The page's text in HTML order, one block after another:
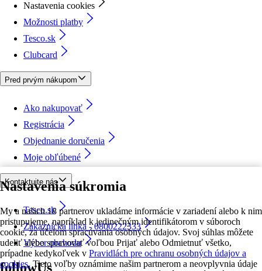
Nastavenia súkromia
My a našich 18 partnerov ukladáme informácie v zariadení alebo k nim
pristupujeme, napríklad k jedinečným identifikátorom v súboroch
cookie, za účelom spracúvania osobných údajov. Svoj súhlas môžete
udeliť alebo spravovať voľbou Prijať alebo Odmietnuť všetko,
prípadne kedykoľvek v Pravidlách pre ochranu osobných údajov a
cookies. Tieto voľby oznámime našim partnerom a neovplyvnia údaje
Nastavenia cookies
Možnosti platby
Tesco.sk
Clubcard
Pred prvým nákupom
Ako nakupovať
Registrácia
Objednanie doručenia
Moje obľúbené
Kontaktujte nás
Tesco.sk
Zákaznícka linka - 0800222333
Výber obchodu
followUs